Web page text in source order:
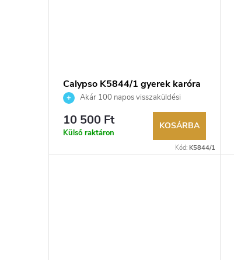
Calypso K5844/1 gyerek karóra
Akár 100 napos visszaküldési
lehetőség. Hivatalos márkakereskedő.
10 500 Ft
Külső raktáron
KOSÁRBA
Kód:K5844/1